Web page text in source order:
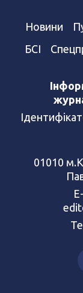
Новини
БСІ
01010